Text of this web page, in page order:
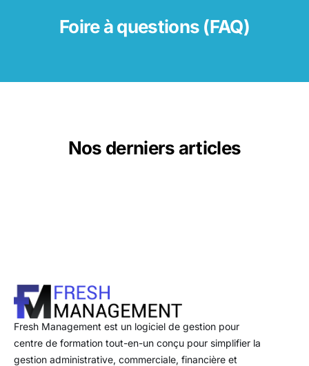
Foire à questions (FAQ)
Nos derniers articles
Fresh Management est un logiciel de gestion pour
centre de formation tout-en-un conçu pour simplifier la
gestion administrative, commerciale, financière et